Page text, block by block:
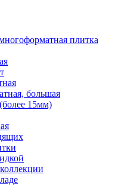
плитка
большая
15мм)